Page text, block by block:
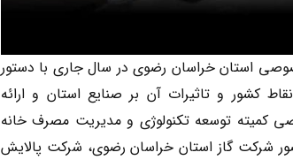
استان خراسان رضوی در سال جاری با دستور
کشور و تاثیرات آن بر صنایع استان و ارائه
کمیته توسعه تکنولوژی و مدیریت مصرف خانه
شرکت گاز استان خراسان رضوی، شرکت پالایش